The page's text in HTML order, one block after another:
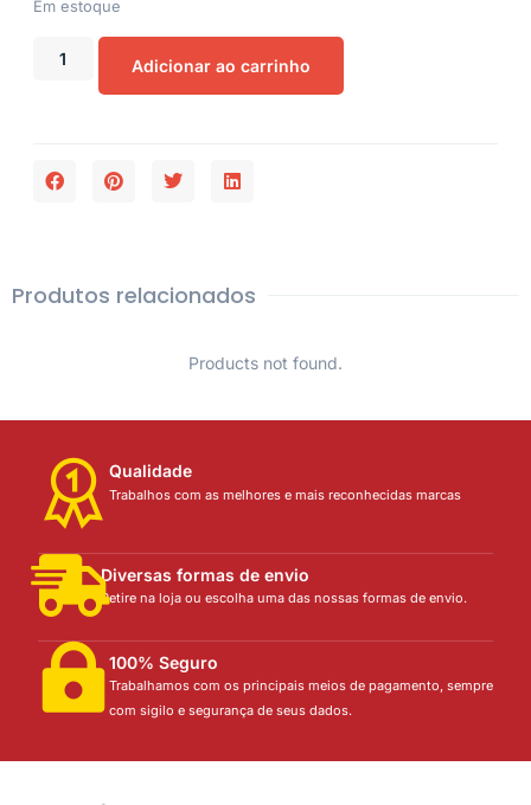
Em estoque
Adicionar ao carrinho
Produtos relacionados
Products not found.
Qualidade
Trabalhos com as melhores e mais reconhecidas marcas
Diversas formas de envio
Retire na loja ou escolha uma das nossas formas de envio.
100% Seguro
Trabalhamos com os principais meios de pagamento, sempre
com sigilo e segurança de seus dados.